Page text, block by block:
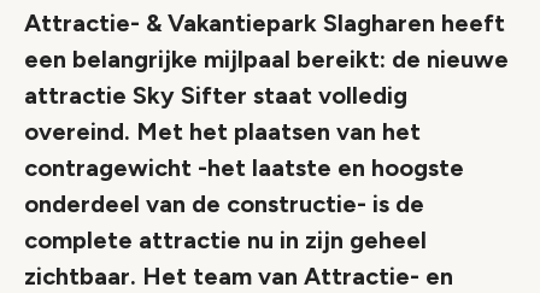
Attractie- & Vakantiepark Slagharen heeft
een belangrijke mijlpaal bereikt: de nieuwe
attractie Sky Sifter staat volledig
overeind. Met het plaatsen van het
contragewicht -het laatste en hoogste
onderdeel van de constructie- is de
complete attractie nu in zijn geheel
zichtbaar. Het team van Attractie- en